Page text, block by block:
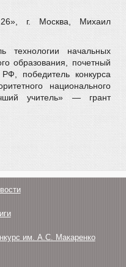
г. Москва, Михаил
технологии начальных
образования, почетный
победитель конкурса
национального
учитель» — грант
им. А.С. Макаренко